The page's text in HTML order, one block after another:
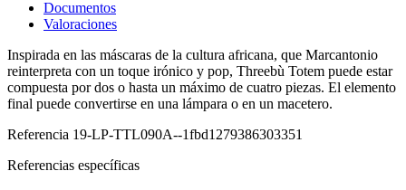
Documentos
Valoraciones
Inspirada en las máscaras de la cultura africana, que Marcantonio
reinterpreta con un toque irónico y pop, Threebù Totem puede estar
compuesta por dos o hasta un máximo de cuatro piezas. El elemento
final puede convertirse en una lámpara o en un macetero.
Referencia 19-LP-TTL090A--1fbd1279386303351
Referencias específicas